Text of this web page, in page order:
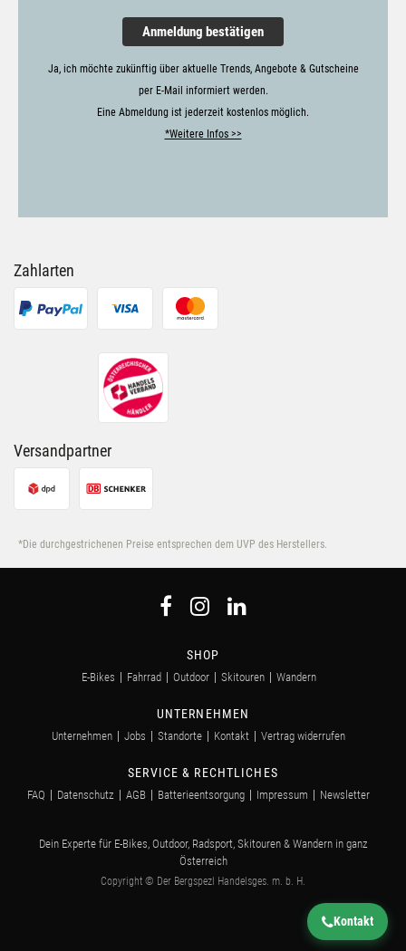
Anmeldung bestätigen
Ja, ich möchte zukünftig über aktuelle Trends, Angebote & Gutscheine
per E-Mail informiert werden.
Eine Abmeldung ist jederzeit kostenlos möglich.
*Weitere Infos >>
Zahlarten
Versandpartner
*Die durchgestrichenen Preise entsprechen dem UVP des Herstellers.
SHOP
E-Bikes Fahrrad Outdoor Skitouren Wandern
UNTERNEHMEN
Unternehmen Jobs Standorte Kontakt Vertrag widerrufen
SERVICE & RECHTLICHES
FAQ Datenschutz AGB Batterieentsorgung Impressum Newsletter
Dein Experte für E-Bikes, Outdoor, Radsport, Skitouren & Wandern in ganz
Österreich
Copyright © Der Bergspezl Handelsges. m. b. H.
Kontakt